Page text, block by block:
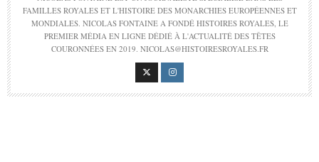
FAMILLES ROYALES ET L'HISTOIRE DES MONARCHIES EUROPÉENNES ET
MONDIALES. NICOLAS FONTAINE A FONDÉ HISTOIRES ROYALES, LE
PREMIER MÉDIA EN LIGNE DÉDIÉ À L'ACTUALITÉ DES TÊTES
COURONNÉES EN 2019. NICOLAS@HISTOIRESROYALES.FR